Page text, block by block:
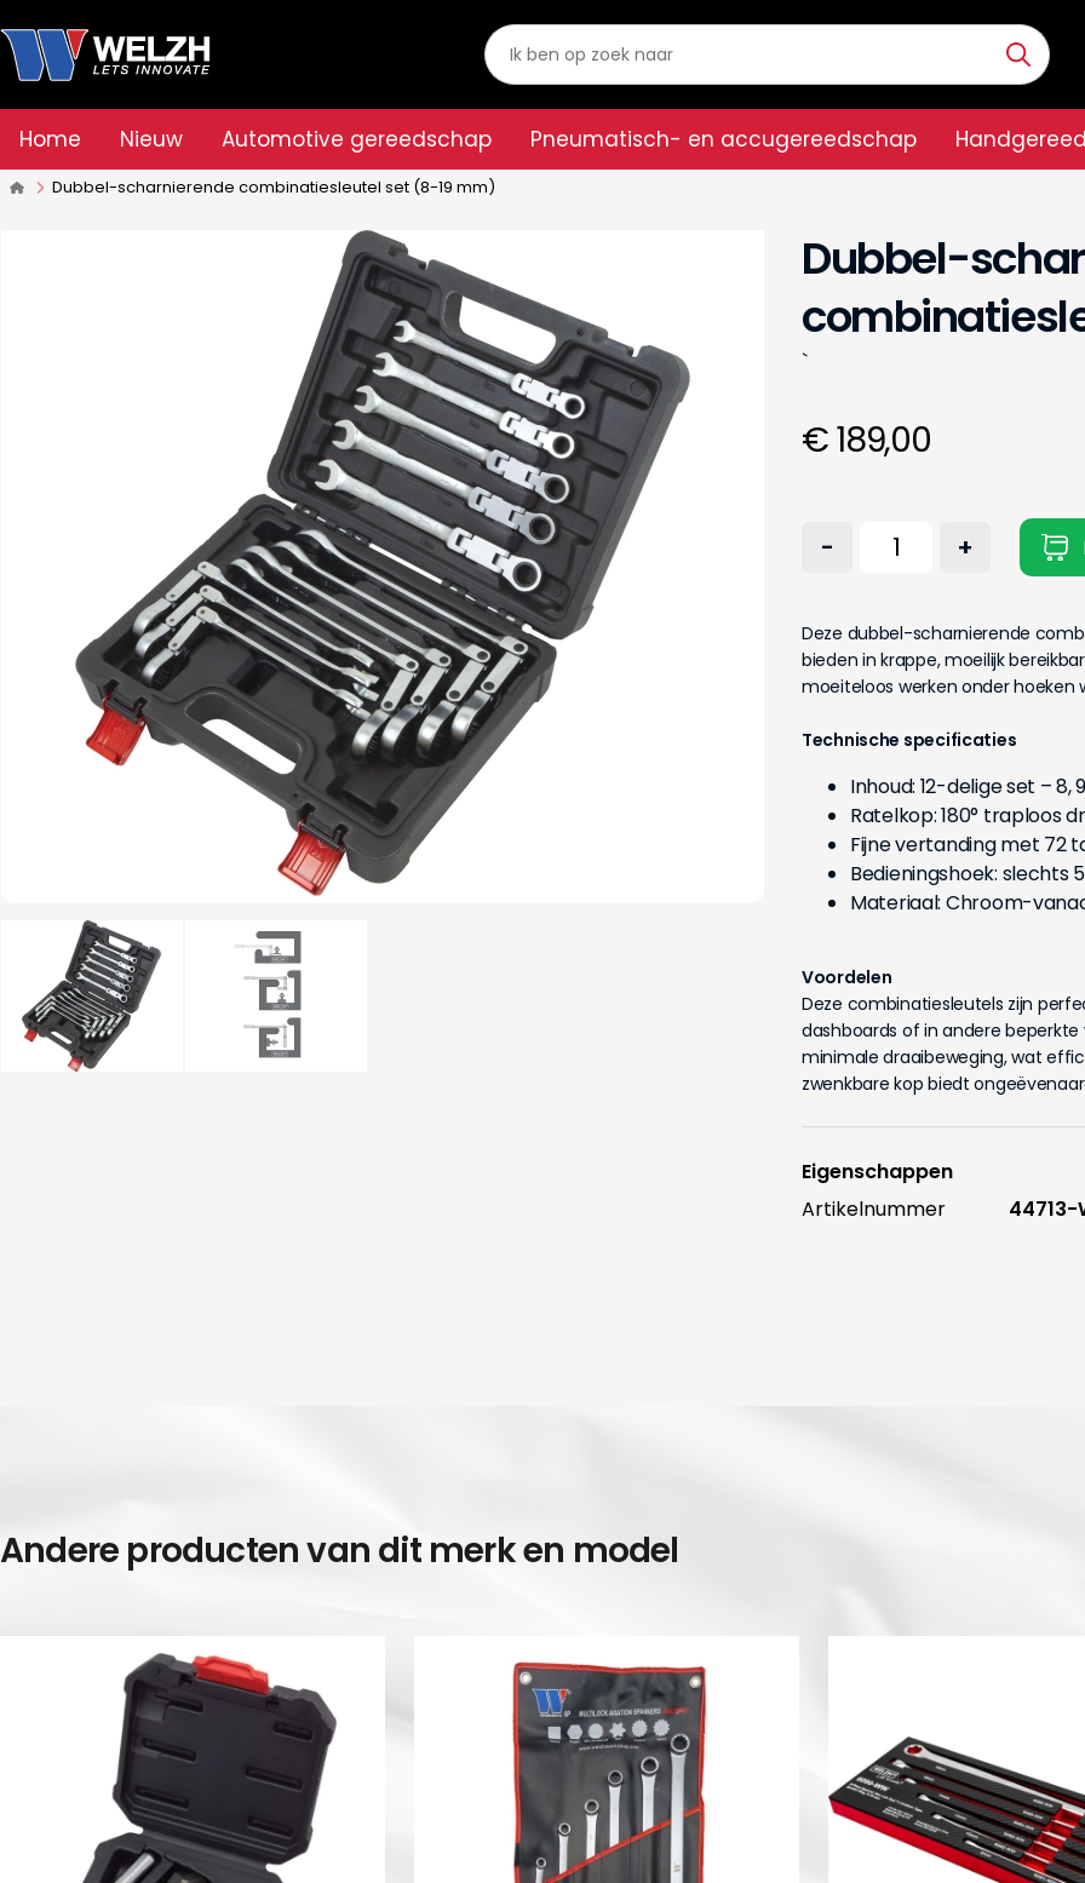
Home Nieuw Automotive gereedschap Pneumatisch- en accugereedschap
Dubbel-scharnierende combinatiesleutel set (8-19 mm)
Dubbel-
`
€ 189,00
- +
Deze dubbel-scharnierende
bieden in krappe, moeilijk
moeiteloos werken onder hoeken
Technische specificaties
Inhoud: 12-delige set – 8, 9,
Ratelkop: 180° traploos
Fijne vertanding met 72
Bedieningshoek: slechts
Materiaal: Chroom-
Voordelen
Deze combinatiesleutels zijn
dashboards of in andere
minimale draaibeweging, wat
zwenkbare kop biedt
Eigenschappen
Artikelnummer
44713-
Andere producten van dit merk en model